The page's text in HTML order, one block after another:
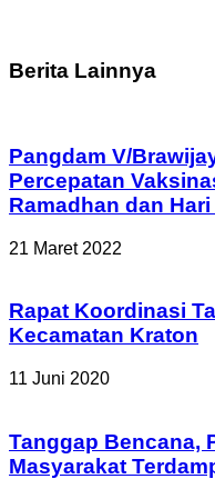
Berita Lainnya
Pangdam V/
Percepatan
Ramadhan dan
21 Maret 2022
Rapat Koordinasi
Kecamatan Kraton
11 Juni 2020
Tanggap Bencana,
Masyarakat